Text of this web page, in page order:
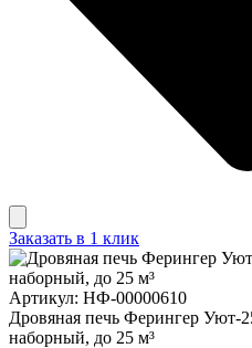
Заказать в 1 клик
Артикул: НФ-00000610
Дровяная печь Ферингер
наборный, до 25 м³